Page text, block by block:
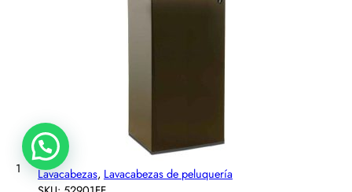
Lavacabezas, Lavacabezas de peluquería
1